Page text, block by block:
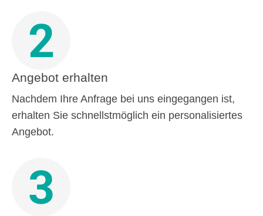
2
Angebot erhalten
Nachdem Ihre Anfrage bei uns eingegangen ist,
erhalten Sie schnellstmöglich ein personalisiertes
Angebot.
3